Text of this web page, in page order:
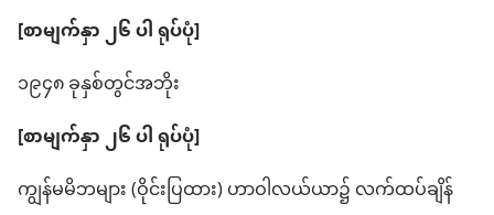
[စာမျက်နှာ ၂၆ ပါ ရုပ်ပုံ]
၁၉၄၈ ခုနှစ်​တွင်​အဘိုး
[စာမျက်နှာ ၂၆ ပါ ရုပ်ပုံ]
ကျွန်မ​မိဘများ (ဝိုင်း​ပြ​ထား) ဟာ​ဝါ​လယ်ယာ​၌ လက်ထပ်ချိန်